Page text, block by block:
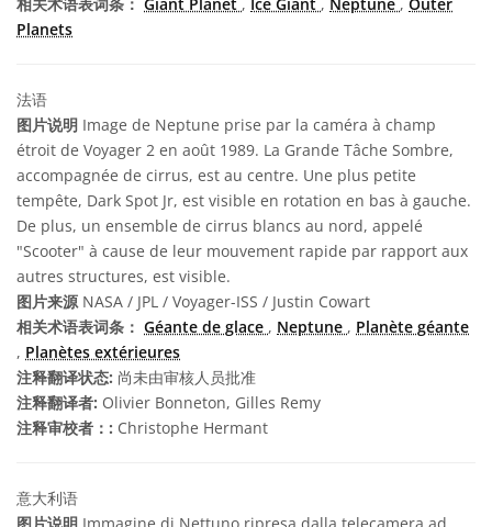
Planets
法语
图片说明 Image de Neptune prise par la caméra à champ
étroit de Voyager 2 en août 1989. La Grande Tâche Sombre,
accompagnée de cirrus, est au centre. Une plus petite
tempête, Dark Spot Jr, est visible en rotation en bas à gauche.
De plus, un ensemble de cirrus blancs au nord, appelé
"Scooter" à cause de leur mouvement rapide par rapport aux
autres structures, est visible.
图片来源NASA / JPL / Voyager-ISS / Justin Cowart
相关术语表词条： Géante de glace , Neptune , Planète géante
, Planètes extérieures
注释翻译状态: 尚未由审核人员批准
注释翻译者: Olivier Bonneton, Gilles Remy
注释审校者：: Christophe Hermant
意大利语